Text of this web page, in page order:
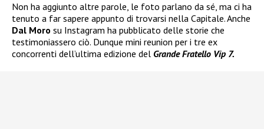
Non ha aggiunto altre parole, le foto parlano da sé, ma ci ha
tenuto a far sapere appunto di trovarsi nella Capitale. Anche
Dal Moro su Instagram ha pubblicato delle storie che
testimoniassero ciò. Dunque mini reunion per i tre ex
concorrenti dell’ultima edizione del Grande Fratello Vip 7.